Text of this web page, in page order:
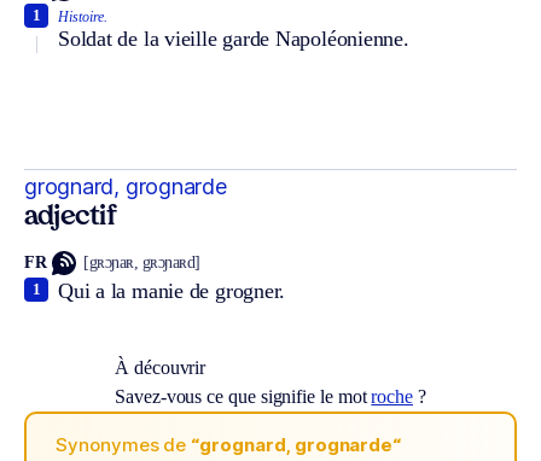
Histoire.
Soldat de la vieille garde Napoléonienne.
1
grognard, grognarde
adjectif
FR [gʀɔɲaʀ, gʀɔɲaʀd]
Qui a la manie de grogner.
1
À découvrir
Savez-vous ce que signifie le motroche ?
Synonymes de “grognard, grognarde“